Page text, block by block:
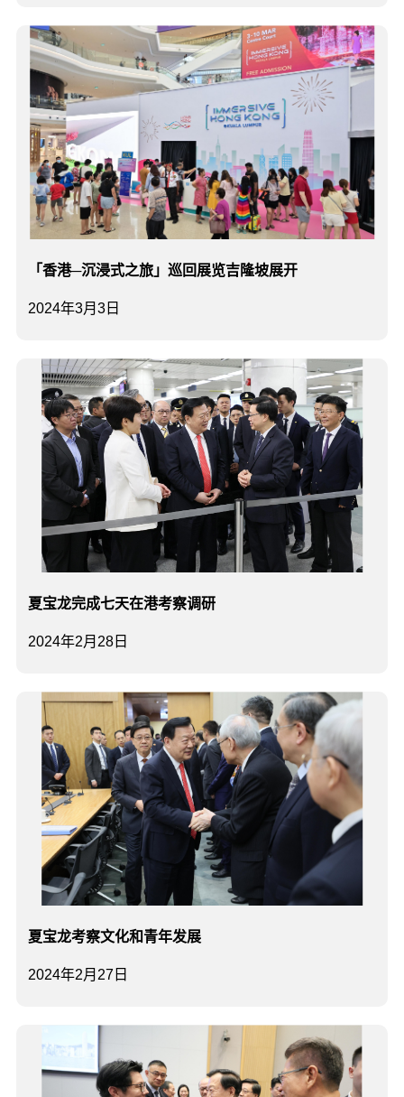
2024年3月3日
「香港─沉浸式之旅」巡回展览吉隆坡展开
2024年2月28日
夏宝龙完成七天在港考察调研
2024年2月27日
夏宝龙考察文化和青年发展